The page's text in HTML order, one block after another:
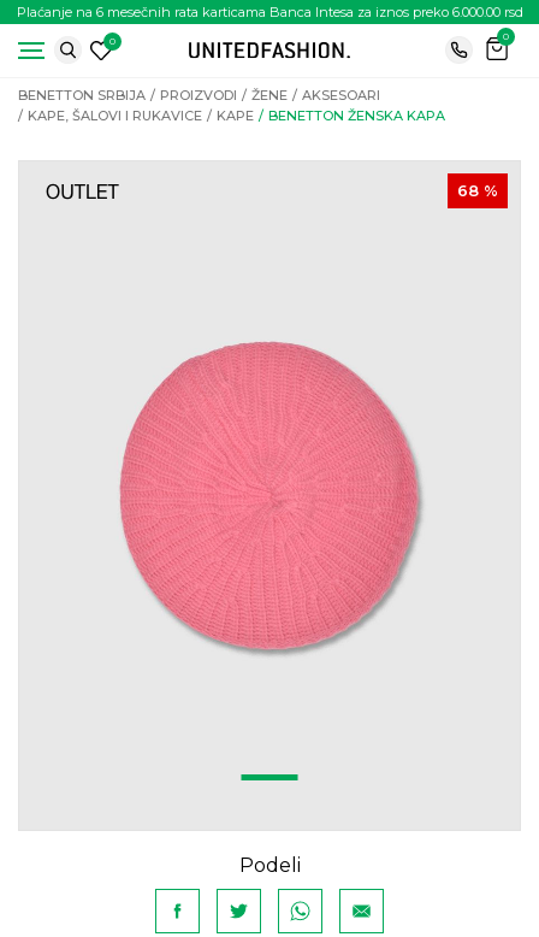
Plaćanje na 6 mesečnih rata karticama Banca Intesa za iznos preko 6.000.00 rsd
0
0
BENETTON SRBIJA PROIZVODI ŽENE
AKSESOARI
KAPE, ŠALOVI I RUKAVICE
KAPE BENETTON ŽENSKA KAPA
68 %
Podeli